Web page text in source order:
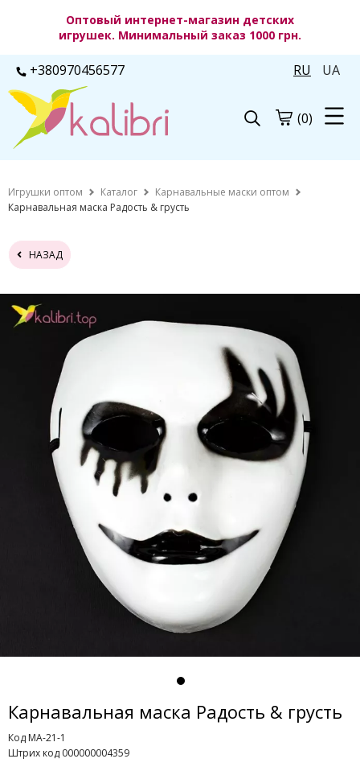
Оптовый интернет-магазин детских
игрушек. Минимальный заказ 1000 грн.
+380970456577 RU UA
(0)
Игрушки оптом Каталог
Карнавальные маски оптом
Карнавальная маска Радость & грусть
НАЗАД
Карнавальная маска Радость & грусть
Код MA-21-1
Штрих код 000000004359